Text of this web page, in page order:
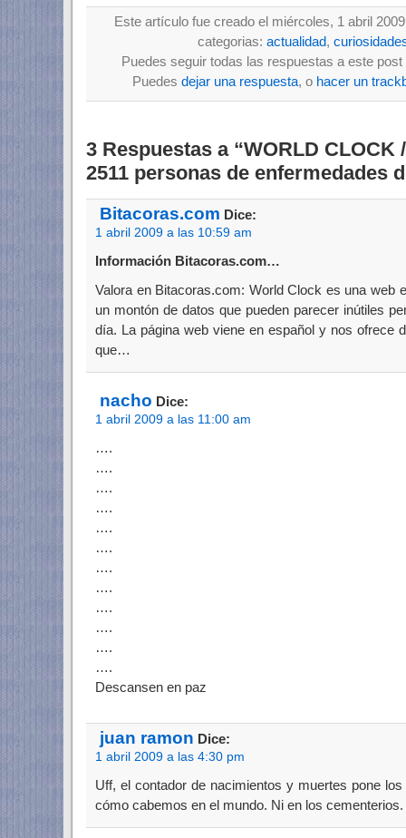
Este artículo fue creado el miércoles, 1 abril
categorias: actualidad,
Puedes seguir todas las respuestas a este
Puedes dejar una respuesta, o hacer un
3 Respuestas a “WORLD
2511 personas de enfermedades
Bitacoras.com Dice:
1 abril 2009 a las 10:59 am
Información Bitacoras.com…
Valora en Bitacoras.com: World Clock es una web
un montón de datos que pueden parecer inútiles
día. La página web viene en español y nos ofrece
que…
nacho Dice:
1 abril 2009 a las 11:00 am
….
….
….
….
….
….
….
….
….
….
….
….
Descansen en paz
juan ramon Dice:
1 abril 2009 a las 4:30 pm
Uff, el contador de nacimientos y muertes pone
cómo cabemos en el mundo. Ni en los cementerios.